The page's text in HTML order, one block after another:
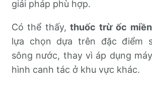
giải pháp phù hợp.
Có thể thấy,thuốc trừ ốc
lựa chọn dựa trên đặc điểm
sông nước, thay vì áp dụng
hình canh tác ở khu vực khác.